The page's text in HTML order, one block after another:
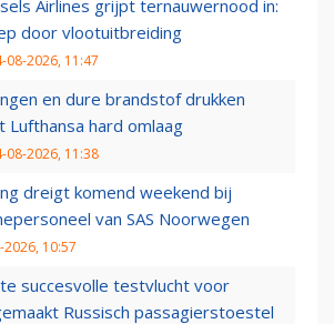
Airlines grijpt ternauwernood in:
door vlootuitbreiding
08-2026, 11:47
en dure brandstof drukken
Lufthansa hard omlaag
08-2026, 11:38
dreigt komend weekend bij
van SAS Noorwegen
2026, 10:57
succesvolle testvlucht voor
Russisch passagierstoestel